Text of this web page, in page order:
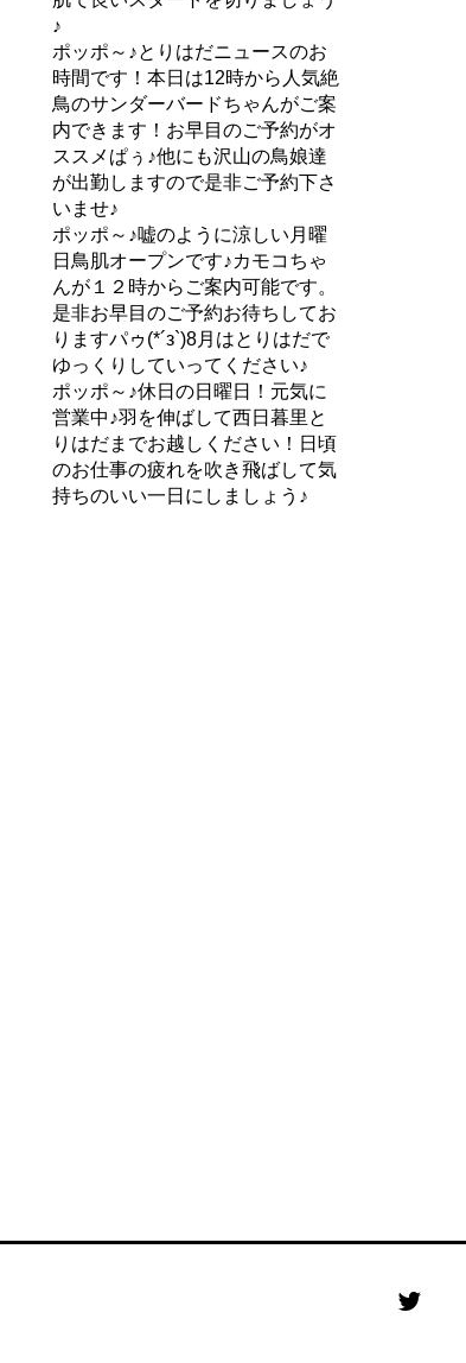
♪
ポッポ～♪とりはだニュースのお
時間です！本日は12時から人気絶
鳥のサンダーバードちゃんがご案
内できます！お早目のご予約がオ
ススメぱぅ♪他にも沢山の鳥娘達
が出勤しますので是非ご予約下さ
いませ♪
ポッポ～♪嘘のように涼しい月曜
日鳥肌オープンです♪カモコちゃ
んが１２時からご案内可能です。
是非お早目のご予約お待ちしてお
りますパゥ(*´з`)8月はとりはだで
ゆっくりしていってください♪
ポッポ～♪休日の日曜日！元気に
営業中♪羽を伸ばして西日暮里と
りはだまでお越しください！日頃
のお仕事の疲れを吹き飛ばして気
持ちのいい一日にしましょう♪